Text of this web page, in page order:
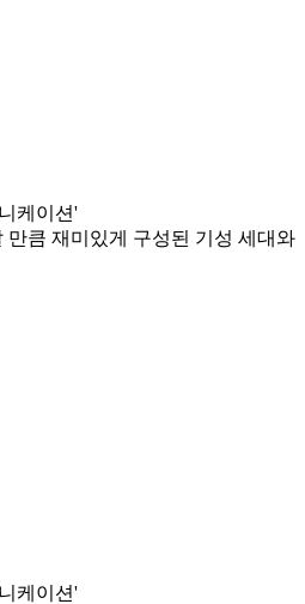
케이션'
만큼 재미있게 구성된 기성 세대와
케이션'